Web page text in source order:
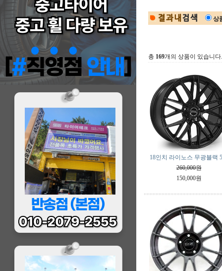
상
총 169개의 상품이 있습니다.
18인치 라이노스 무광블랙
260,000원
150,000원